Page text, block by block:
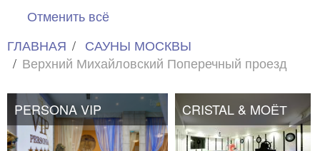
Отменить всё
ГЛАВНАЯ
САУНЫ МОСКВЫ
Верхний Михайловский Поперечный проезд
PERSONA VIP CRISTAL & MOЁТ